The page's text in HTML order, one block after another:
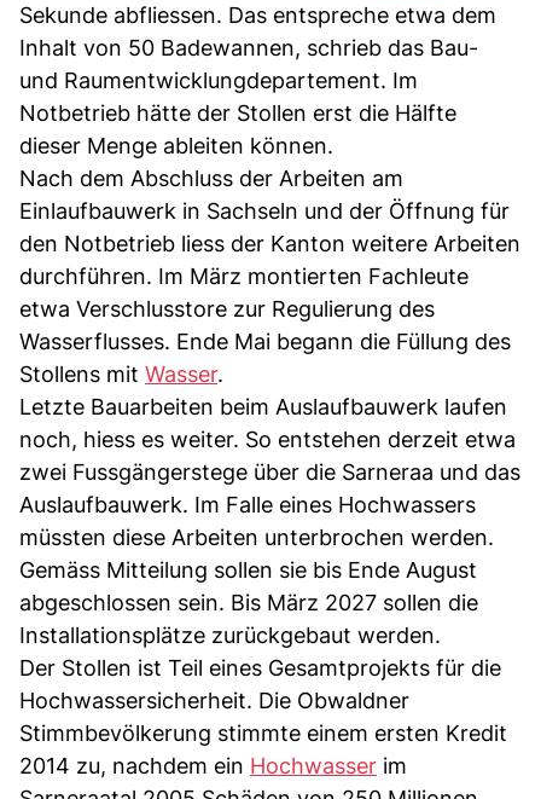
Sekunde abfliessen. Das entspreche etwa dem
Inhalt von 50 Badewannen, schrieb das Bau-
und Raumentwicklungdepartement. Im
Notbetrieb hätte der Stollen erst die Hälfte
dieser Menge ableiten können.
Nach dem Abschluss der Arbeiten am
Einlaufbauwerk in Sachseln und der Öffnung für
den Notbetrieb liess der Kanton weitere Arbeiten
durchführen. Im März montierten Fachleute
etwa Verschlusstore zur Regulierung des
Wasserflusses. Ende Mai begann die Füllung des
Stollens mit Wasser.
Letzte Bauarbeiten beim Auslaufbauwerk laufen
noch, hiess es weiter. So entstehen derzeit etwa
zwei Fussgängerstege über die Sarneraa und das
Auslaufbauwerk. Im Falle eines Hochwassers
müssten diese Arbeiten unterbrochen werden.
Gemäss Mitteilung sollen sie bis Ende August
abgeschlossen sein. Bis März 2027 sollen die
Installationsplätze zurückgebaut werden.
Der Stollen ist Teil eines Gesamtprojekts für die
Hochwassersicherheit. Die Obwaldner
Stimmbevölkerung stimmte einem ersten Kredit
2014 zu, nachdem ein Hochwasser im